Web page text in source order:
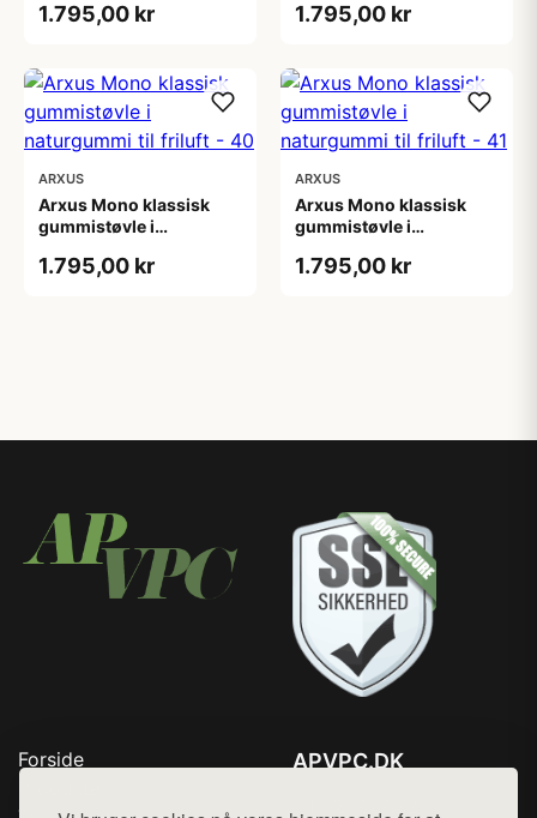
38
1.795,00 kr
39
1.795,00 kr
ARXUS
Arxus Mono klassisk
gummistøvle i
40
1.795,00 kr
ARXUS
Arxus Mono klassisk
gummistøvle i
41
1.795,00 kr
Forside
APVPC.DK